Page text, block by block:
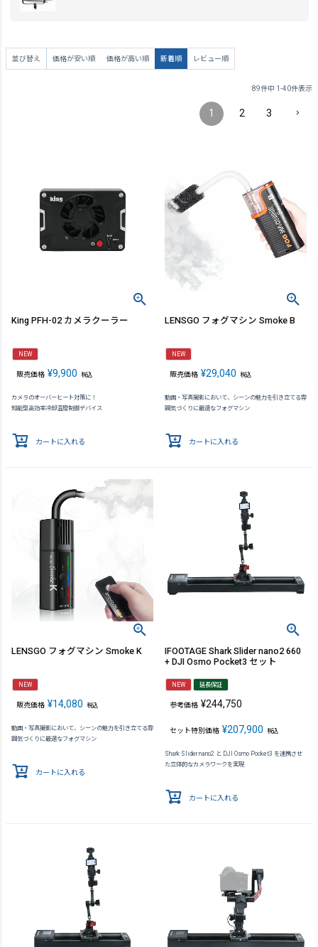
並び替え 価格が安い順 価格が高い順 新着順 レビュー順
89件中 1 -40件表示
1 2 3
King PFH-02 カメラクーラー
NEW
販売価格 ¥9,900 税込
カメラのオーバーヒート対策に！
知能型高効率冷却温度制御デバイス
カートに入れる
LENSGO フォグマシン Smoke B
NEW
販売価格 ¥29,040 税込
動画・写真撮影において、シーンの魅力を引き立てる雰
囲気づくりに最適なフォグマシン
カートに入れる
LENSGO フォグマシン Smoke K
NEW
販売価格 ¥14,080 税込
動画・写真撮影において、シーンの魅力を引き立てる雰
囲気づくりに最適なフォグマシン
カートに入れる
IFOOTAGE Shark Slider nano2 660
+ DJI Osmo Pocket3 セット
NEW 延長保証
参考価格 ¥244,750
セット特別価格 ¥207,900 税込
Shark Slider nano2 と DJI Osmo Pocket3 を連携させ
た立体的なカメラワークを実現
カートに入れる